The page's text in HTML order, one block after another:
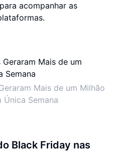
acompanhar as
Mais de um Milhão
Única Semana
Black Friday nas